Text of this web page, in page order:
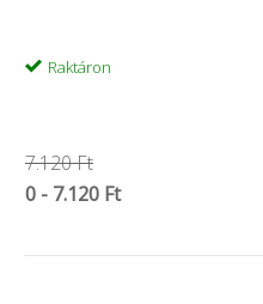
Raktáron
7.120 Ft
0 - 7.120 Ft